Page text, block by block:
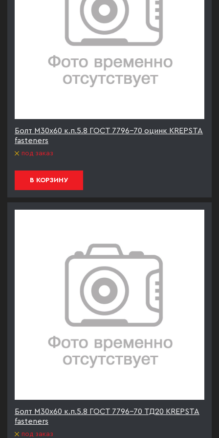
Болт М30х60 к.п.5.8 ГОСТ 7796-70 оцинк KREPSTA
fasteners
под заказ
В КОРЗИНУ
Болт М30х60 к.п.5.8 ГОСТ 7796-70 ТД20 KREPSTA
fasteners
под заказ